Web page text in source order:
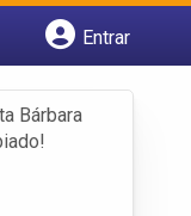
Entrar
Bárbara